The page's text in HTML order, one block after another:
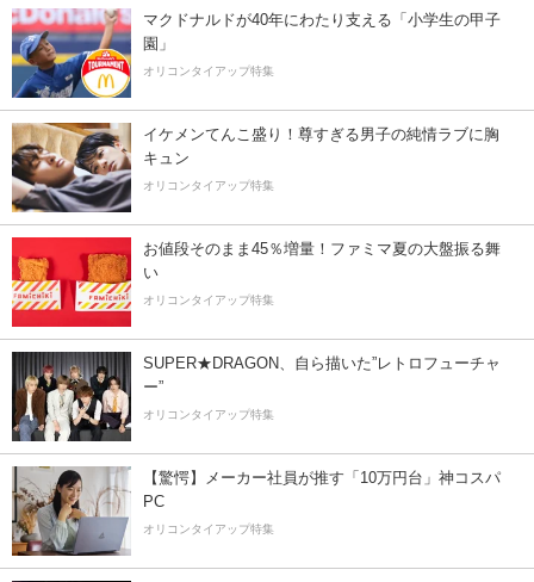
マクドナルドが40年にわたり支える「小学生の甲子
園」
オリコンタイアップ特集
イケメンてんこ盛り！尊すぎる男子の純情ラブに胸
キュン
オリコンタイアップ特集
お値段そのまま45％増量！ファミマ夏の大盤振る舞
い
オリコンタイアップ特集
SUPER★DRAGON、自ら描いた”レトロフューチャ
ー”
オリコンタイアップ特集
【驚愕】メーカー社員が推す「10万円台」神コスパ
PC
オリコンタイアップ特集